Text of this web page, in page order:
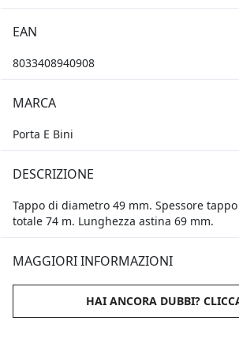
EAN
8033408940908
MARCA
Porta E Bini
DESCRIZIONE
Tappo di diametro 49 mm. Spessore
totale 74 m. Lunghezza astina 69 mm.
MAGGIORI INFORMAZIONI
HAI ANCORA DUBBI?